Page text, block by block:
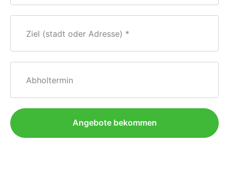
Ziel (stadt oder Adresse)
Abholtermin
Angebote bekommen